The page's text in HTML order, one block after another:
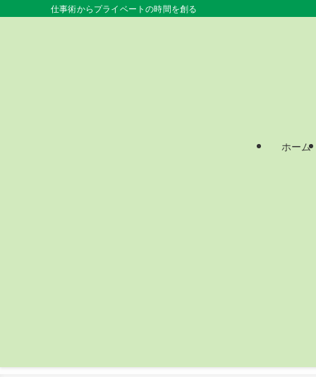
仕事術からプライベートの時間を創る
ホーム